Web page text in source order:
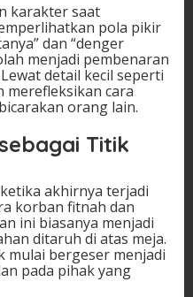
karakter saat
pola pikir
dan “denger
menjadi pembenaran
detail kecil seperti
merefleksikan cara
orang lain.
Titik
akhirnya terjadi
korban fitnah dan
ini biasanya menjadi
ditaruh di atas meja.
mulai bergeser menjadi
pada pihak yang